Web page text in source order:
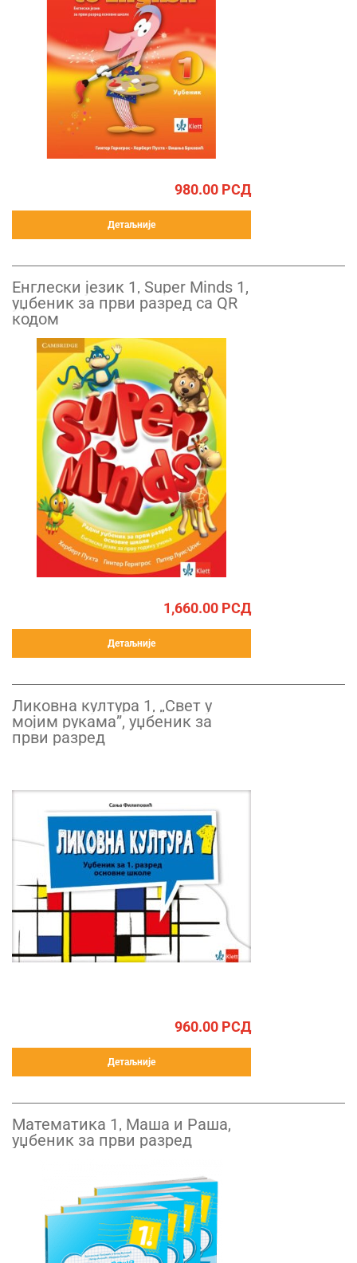
980.00 РСД
Детаљније
Енглески језик 1, Super Minds 1,
уџбеник за први разред са QR
кодом
1,660.00 РСД
Детаљније
Ликовна култура 1, „Свет у
мојим рукама”, уџбеник за
први разред
960.00 РСД
Детаљније
Математика 1, Маша и Рашa,
уџбеник за први разред